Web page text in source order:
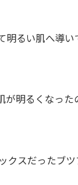
明るい肌へ導い
明るくなった
クスだったブ